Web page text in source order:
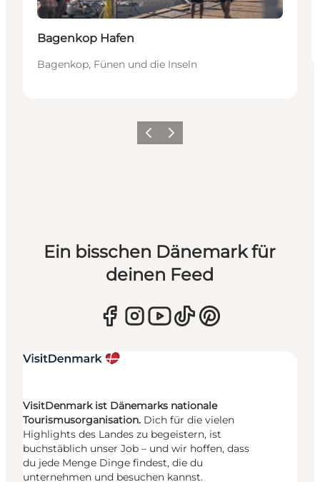
Bagenkop Hafen
Bagenkop, Fünen und die Inseln
ZurückWeiter
Ein bisschen Dänemark für
deinen Feed
VisitDenmark ist Dänemarks nationale
Tourismusorganisation. Dich für die vielen
Highlights des Landes zu begeistern, ist
buchstäblich unser Job – und wir hoffen, dass
du jede Menge Dinge findest, die du
unternehmen und besuchen kannst.